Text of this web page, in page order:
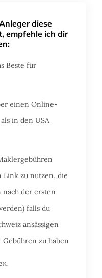
diese
empfehle ich dir
Beste für
einen Online-
in den USA
Link zu nutzen, die
der ersten
falls du
ansässigen
zu haben